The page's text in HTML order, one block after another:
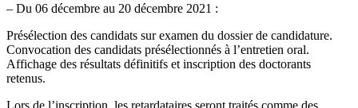
– Du 06 décembre au 20 décembre 2021 :
Présélection des candidats sur examen du dossier de candidature.
Convocation des candidats présélectionnés à l’entretien oral.
Affichage des résultats définitifs et inscription des doctorants
retenus.
Lors de l’inscription, les retardataires seront traités comme des